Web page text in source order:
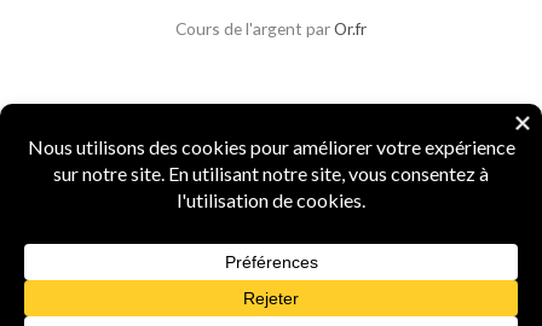
Cours de l'argent parOr.fr
Copyright © 2026 Parlons Monnaies
Mentions légales|CGV|CGU|Confidentialité|Sécurité
Numismate professionnel · 4 ans d'expertise · Marque INPIFR5156987 ·
· Spécialiste monnaies anciennes et métaux
précieux
Powered by Parlons Monnaies